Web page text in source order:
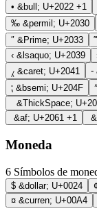
• &bull; U+2022 +1
‰ &permil; U+2030
″ &Prime; U+2033 ‴
‹ &lsaquo; U+2039
⁁ &caret; U+2041 ⁃
⁏ &bsemi; U+204F
&ThickSpace;
&af; U+2061 +1
Moneda
6 Símbolos de
$ &dollar; U+0024
¤ &curren; U+00A4